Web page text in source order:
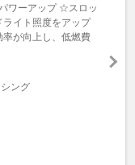
ワーアップ ☆スロッ
イト照度をアップ
が向上し、低燃費
ング